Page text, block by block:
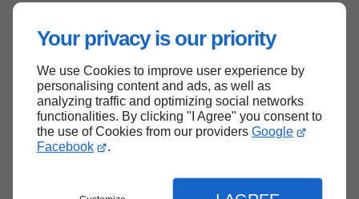
Your privacy is our priority
We use Cookies to improve user experience by
personalising content and ads, as well as
analyzing traffic and optimizing social networks
functionalities. By clicking "I Agree" you consent to
the use of Cookies from our providers Google
Facebook
.
Haut de page